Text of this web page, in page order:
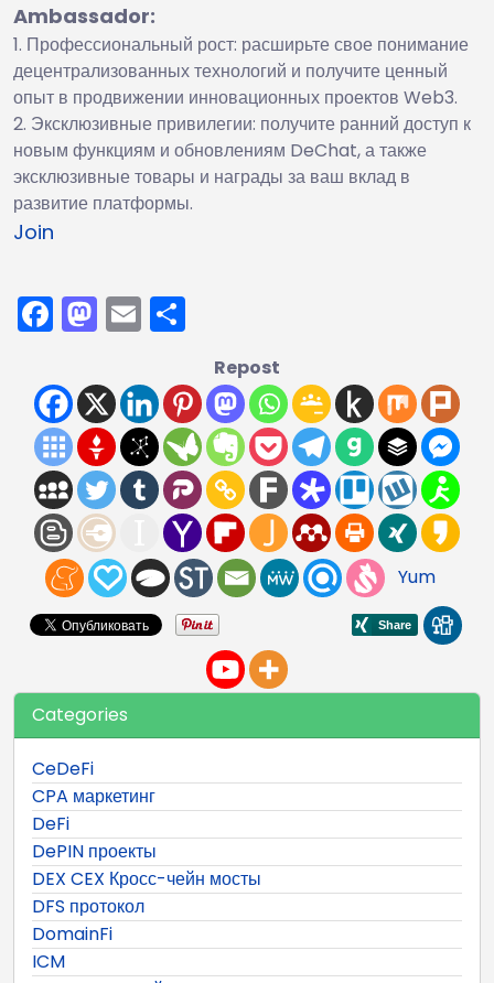
Ambassador:
Профессиональный рост: расширьте свое понимание
децентрализованных технологий и получите ценный
опыт в продвижении инновационных проектов Web3.
Эксклюзивные привилегии: получите ранний доступ к
новым функциям и обновлениям DeChat, а также
эксклюзивные товары и награды за ваш вклад в
развитие платформы.
Join
Facebook
Mastodon
Email
Repost
Yum
Categories
CeDeFi
CPA маркетинг
DeFi
DePIN проекты
DEX CEX Кросс-чейн мосты
DFS протокол
DomainFi
ICM